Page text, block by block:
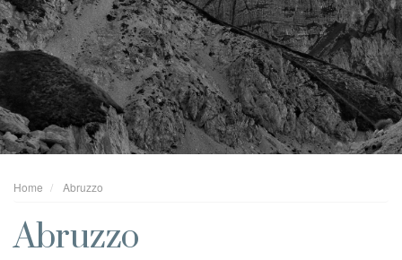
Home Abruzzo
Abruzzo